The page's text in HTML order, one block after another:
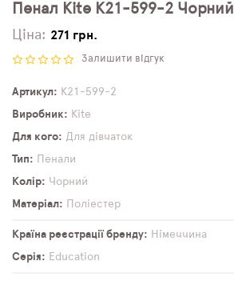
Пенал Kite K21-599-2 Чорний
Ціна: 271 грн.
Залишити відгук
Артикул
K21-599-2
Виробник
Kite
Для кого
Для дівчаток
Тип
Пенали
Колір
Чорний
Матеріал
Поліестер
Країна реєстрації бренду
Німеччина
Серія
Education